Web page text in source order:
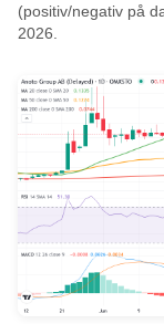
(positiv/negativ på
2026.